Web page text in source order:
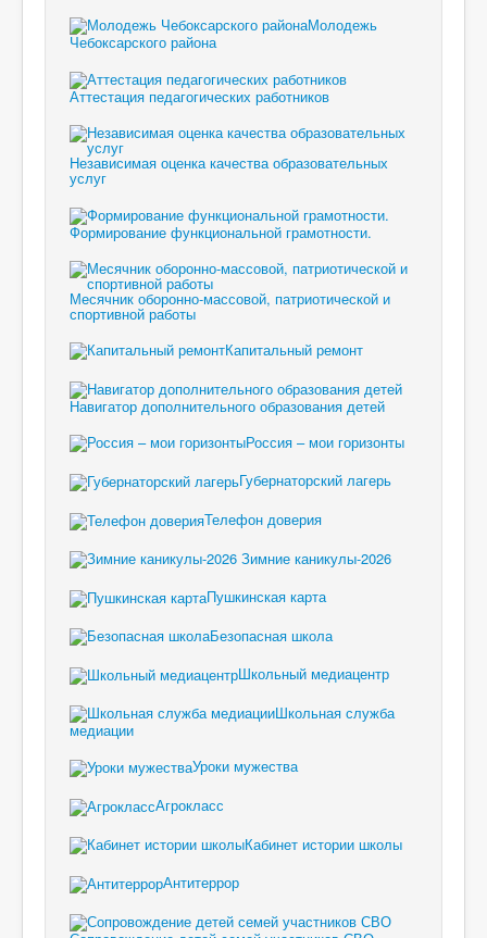
Молодежь
Чебоксарского района
Аттестация педагогических работников
Независимая оценка качества образовательных
услуг
Формирование функциональной грамотности.
Месячник оборонно-массовой, патриотической и
спортивной работы
Капитальный ремонт
Навигатор дополнительного образования детей
Россия – мои горизонты
Губернаторский лагерь
Телефон доверия
Зимние каникулы-2026
Пушкинская карта
Безопасная школа
Школьный медиацентр
Школьная служба
медиации
Уроки мужества
Агрокласс
Кабинет истории школы
Антитеррор